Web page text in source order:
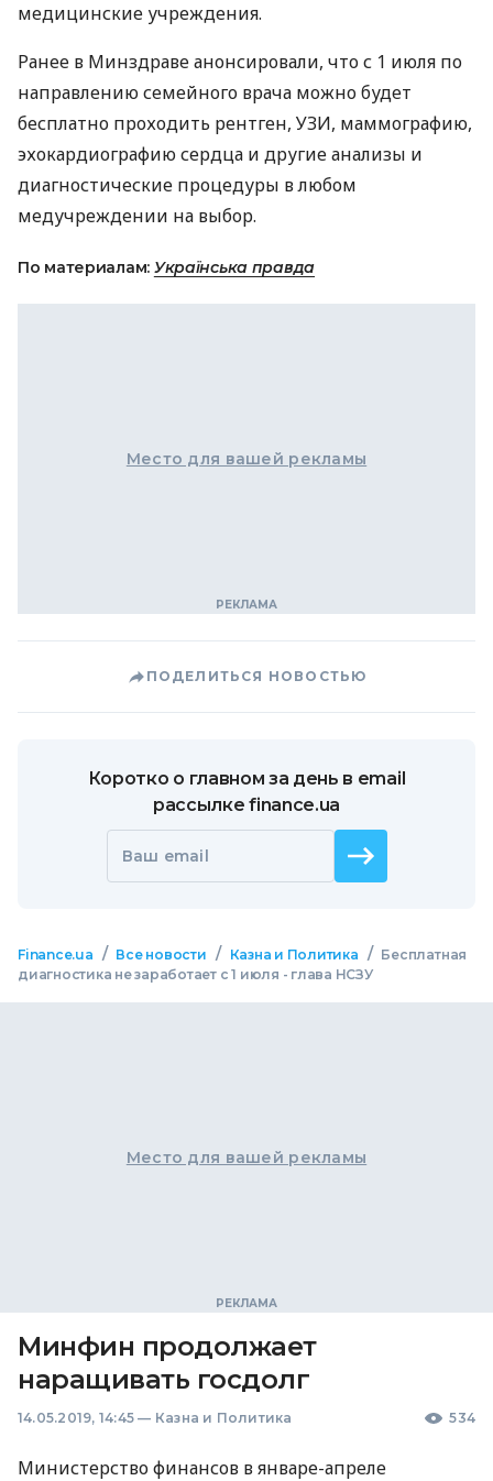
медицинские учреждения.
Ранее в Минздраве анонсировали, что с 1 июля по
направлению семейного врача можно будет
бесплатно проходить рентген, УЗИ, маммографию,
эхокардиографию сердца и другие анализы и
диагностические процедуры в любом
медучреждении на выбор.
По материалам: Українська правда
Место для вашей рекламы
ПОДЕЛИТЬСЯ НОВОСТЬЮ
Коротко о главном за день в email
рассылке finance.ua
Ваш email
Finance.ua / Все новости / Казна и Политика / Бесплатная
диагностика не заработает с 1 июля - глава НСЗУ
Место для вашей рекламы
Минфин продолжает
наращивать госдолг
14.05.2019, 14:45 — Казна и Политика 534
Министерство финансов в январе-апреле